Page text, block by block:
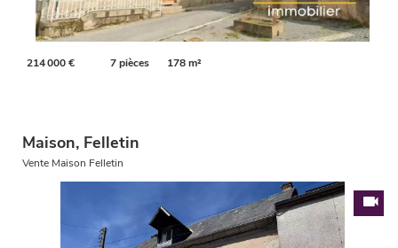
214 000 € 7 pièces 178 m²
Maison, Felletin
Vente Maison Felletin